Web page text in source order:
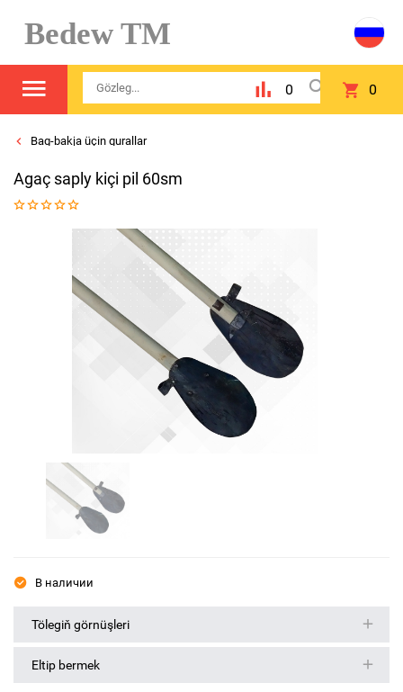
Bedew TM
0 0
Bag-bakja üçin gurallar
Agaç saply kiçi pil 60sm
В наличии
Tölegiň görnüşleri
Eltip bermek